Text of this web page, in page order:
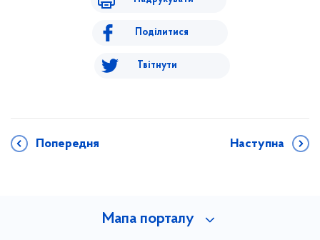
Поділитися
Твітнути
Попередня Наступна
Мапа порталу